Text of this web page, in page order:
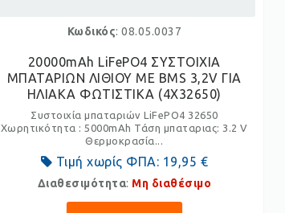
Κωδικός: 08.05.0037
20000mAh LiFePO4 ΣΥΣΤΟΙΧΙΑ
ΜΠΑΤΑΡΙΩΝ ΛΙΘΙΟΥ ΜΕ BMS 3,2V ΓΙΑ
ΗΛΙΑΚΑ ΦΩΤΙΣΤΙΚΑ (4X32650)
Συστοιχία μπαταριών LiFePO4 32650
Χωρητικότητα : 5000mAh Τάση μπαταριας: 3.2 V
Θερμοκρασία...
Τιμή χωρίς ΦΠΑ: 19,95 €
Διαθεσιμότητα: Μη διαθέσιμο